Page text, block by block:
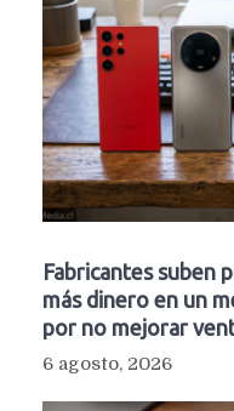
Fabricantes suben
más dinero en un
por no mejorar
6 agosto, 2026